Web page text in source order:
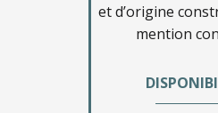
et d’origine
mention